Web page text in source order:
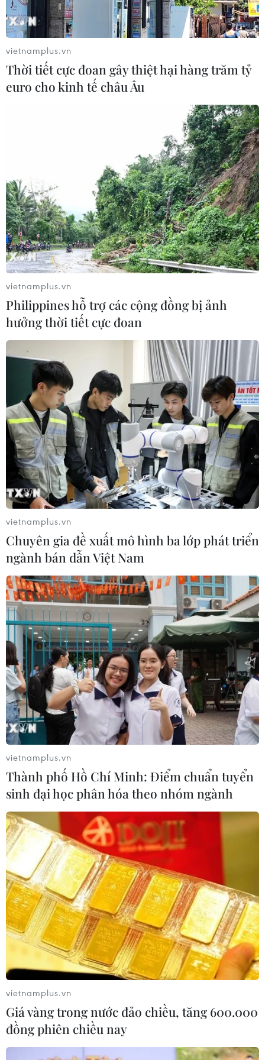
Giải pháp tháo gỡ tiến trình phi hạt nhân
hóa của Triều Tiên
27/04/2019 03:02
Mới đây, Thomas Cynkin - cựu Đại biện Mỹ tại Hội nghị
giải trừ quân bị ở Geneva - có bài viết cho rằng thế giới
đang ở trong "tâm bão" của mối quan hệ Mỹ-Triều.
Thông điệp của hai miền Triều Tiên sau 1
năm gặp thượng đỉnh
27/04/2019 13:59
Tổng thống Hàn Quốc bày tỏ lạc quan hai miền Triều
Tiên sẽ đạt "hòa bình không thể đảo ngược", trong khi
Triều Tiên hối thúc Hàn Quốc triển khai biện pháp tích
cực nhằm cải thiện quan hệ song phương.
vietnamplus.vn
Thời tiết cực đoan gây thiệt hại hàng trăm tỷ
euro cho kinh tế châu Âu
vietnamplus.vn
Philippines hỗ trợ các cộng đồng bị ảnh
hưởng thời tiết cực đoan
vietnamplus.vn
Chuyên gia đề xuất mô hình ba lớp phát triển
ngành bán dẫn Việt Nam
vietnamplus.vn
Thành phố Hồ Chí Minh: Điểm chuẩn tuyển
sinh đại học phân hóa theo nhóm ngành
vietnamplus.vn
Giá vàng trong nước đảo chiều, tăng 600.000
đồng phiên chiều nay